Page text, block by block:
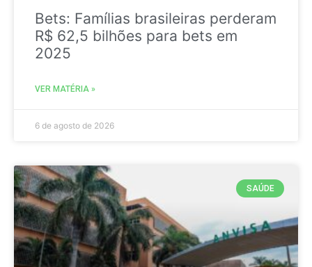
Bets: Famílias brasileiras perderam
R$ 62,5 bilhões para bets em
2025
VER MATÉRIA »
6 de agosto de 2026
SAÚDE